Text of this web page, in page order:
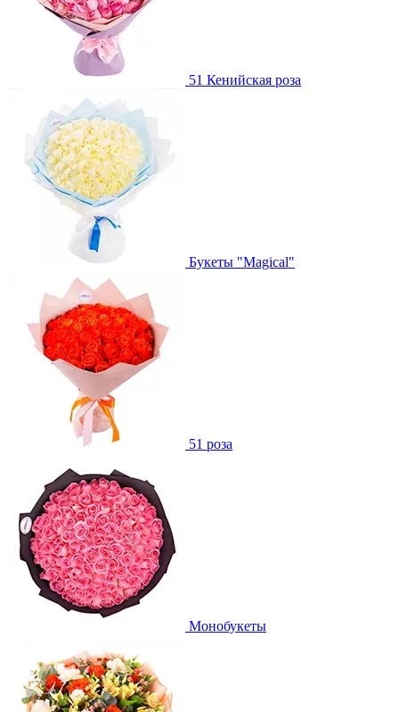
51 Кенийская роза
Букеты "Magical"
51 роза
Монобукеты